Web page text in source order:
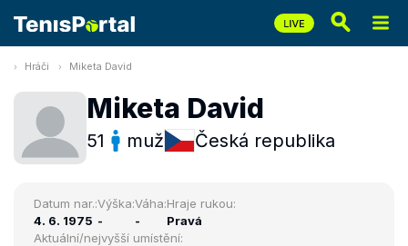
Hráči Miketa David
Miketa David
51 muž Česká republika
Datum nar.:
4. 6. 1975
Výška:
-
Váha:
-
Hraje rukou:
Pravá
Aktuální/nejvyšší umístění: